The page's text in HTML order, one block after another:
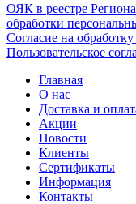
ОЯК в реестре
обработки
Согласие на
Пользовательское
Главная
О нас
Доставка и
Акции
Новости
Клиенты
Сертификаты
Информация
Контакты